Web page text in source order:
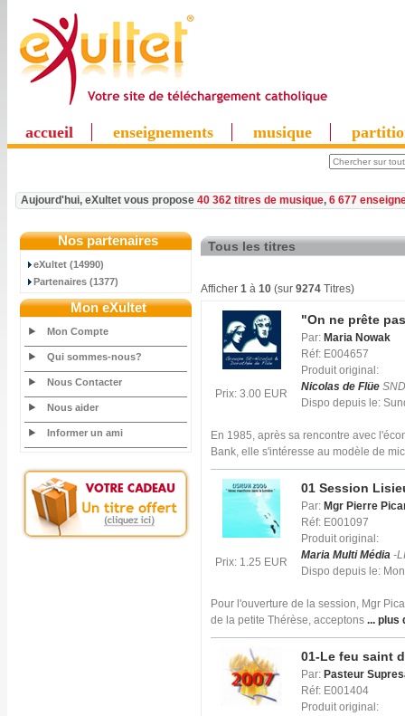
accueil enseignements musique
Aujourd'hui, eXultet vous propose 40 362 titres de musique, 6 677
Nos partenaires
eXultet (14990)
Partenaires (1377)
Mon eXultet
Mon Compte
Qui sommes-nous?
Nous Contacter
Nous aider
Informer un ami
Tous les titres
Afficher 1 à 10 (sur 9274 Titres)
Prix: 3.00 EUR
"On ne prête
Par: Maria Nowak
Réf: E004657
Produit original:
Nicolas de Flüe
Dispo depuis le:
En 1985, après sa rencontre avec
Bank, elle s'intéresse au modèle de
Prix: 1.25 EUR
01 Session
Par: Mgr Pierre
Réf: E001097
Produit original:
Maria Multi Média -
Dispo depuis le:
Pour l'ouverture de la session, Mgr
de la petite Thérèse, acceptons ... plus
01-Le feu saint
Par: Pasteur
Réf: E001404
Produit original: